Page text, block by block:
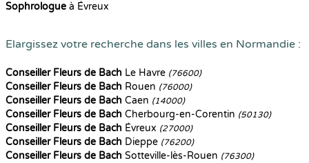
Sophrologue à Évreux
Elargissez votre recherche dans les villes en Normandie :
Conseiller Fleurs de Bach Le Havre (76600)
Conseiller Fleurs de Bach Rouen (76000)
Conseiller Fleurs de Bach Caen (14000)
Conseiller Fleurs de Bach Cherbourg-en-Corentin (50130)
Conseiller Fleurs de Bach Évreux (27000)
Conseiller Fleurs de Bach Dieppe (76200)
Conseiller Fleurs de Bach Sotteville-lès-Rouen (76300)